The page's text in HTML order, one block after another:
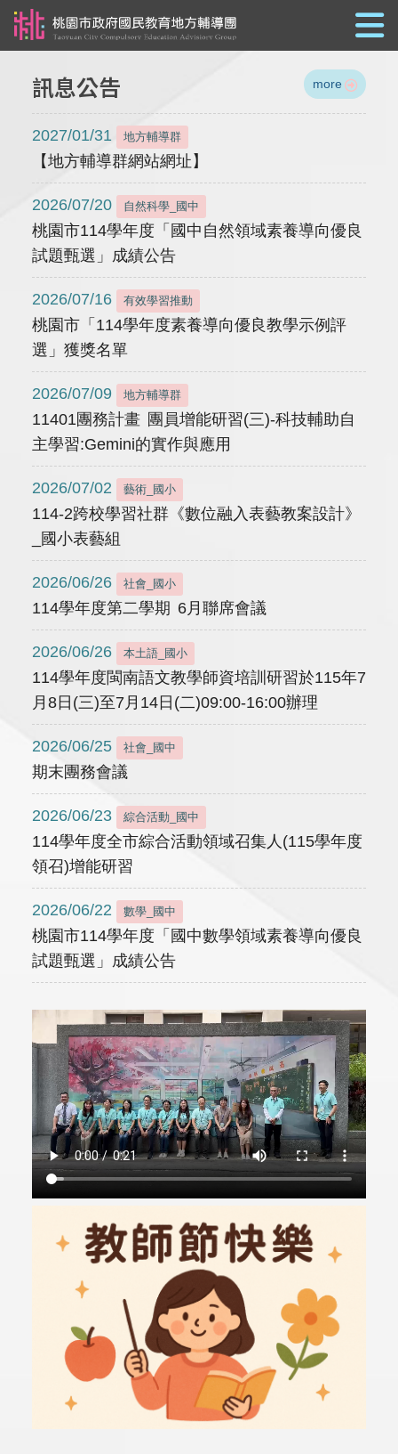
訊息公告 more
2027/01/31 地方輔導群
【地方輔導群網站網址】
2026/07/20 自然科學_國中
桃園市114學年度「國中自然領域素養導向優良
試題甄選」成績公告
2026/07/16 有效學習推動
桃園市「114學年度素養導向優良教學示例評
選」獲獎名單
2026/07/09 地方輔導群
11401團務計畫 團員增能研習(三)-科技輔助自
主學習:Gemini的實作與應用
2026/07/02 藝術_國小
114-2跨校學習社群《數位融入表藝教案設計》
_國小表藝組
2026/06/26 社會_國小
114學年度第二學期 6月聯席會議
2026/06/26 本土語_國小
114學年度閩南語文教學師資培訓研習於115年7
月8日(三)至7月14日(二)09:00-16:00辦理
2026/06/25 社會_國中
期末團務會議
2026/06/23 綜合活動_國中
114學年度全市綜合活動領域召集人(115學年度
領召)增能研習
2026/06/22 數學_國中
桃園市114學年度「國中數學領域素養導向優良
試題甄選」成績公告